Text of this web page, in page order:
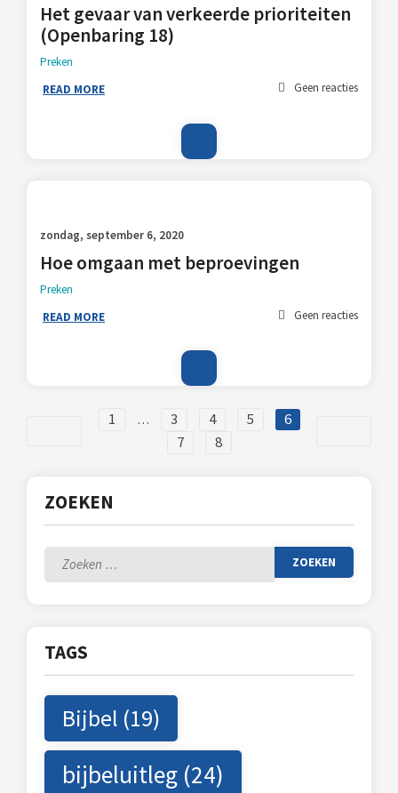
Het gevaar van verkeerde prioriteiten
(Openbaring 18)
Preken
READ MORE
Geen reacties
zondag, september 6, 2020
Hoe omgaan met beproevingen
Preken
READ MORE
Geen reacties
1 … 3 4 5
6
7
8
ZOEKEN
Zoeken
naar:
TAGS
Bijbel (19)
bijbeluitleg (24)